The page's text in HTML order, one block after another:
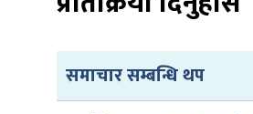
समाचार सम्बन्धि थप